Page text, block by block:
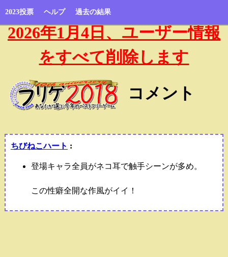
2023投票 ヘルプ 過去の結果
2026年1月4日、ユーザー情報
をすべて削除します
コメント
ちびねこハート :
登場キャラ全員がネコ耳で触手シーンが多め。
この性癖全開な作風がイイ！